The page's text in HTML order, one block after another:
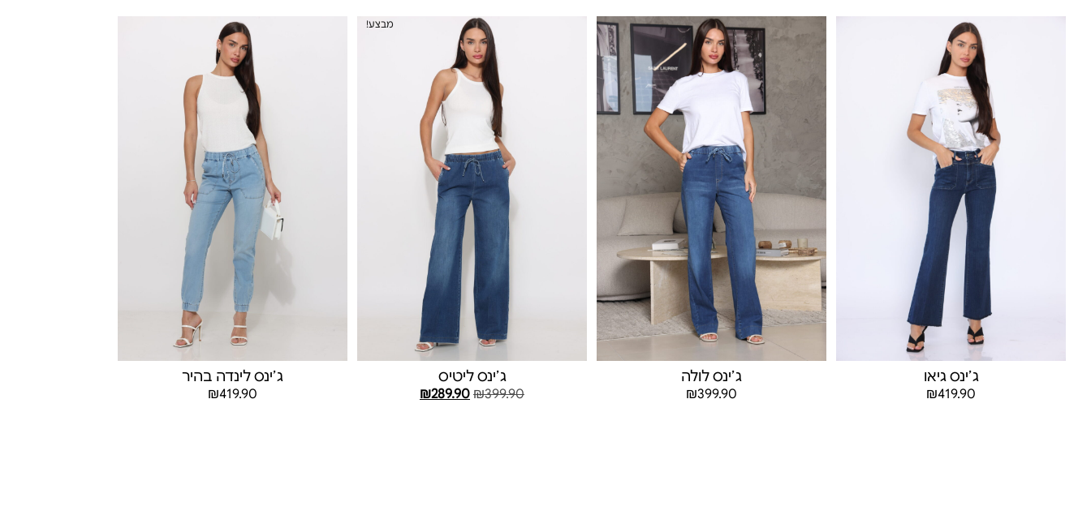
ג׳ינס גיאו
₪419.90
ג׳ינס לולה
₪399.90
מבצע!
ג׳ינס ליטיס
₪399.90
₪289.90
ג׳ינס לינדה בהיר
₪419.90